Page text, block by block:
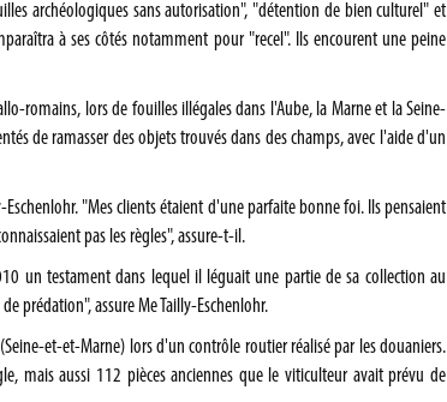
archéologiques sans autorisation", "détention de bien culturel" et
à ses côtés notamment pour "recel". Ils encourent une peine
romains, lors de fouilles illégales dans l'Aube, la Marne et la Seine-
de ramasser des objets trouvés dans des champs, avec l'aide d'un
"Mes clients étaient d'une parfaite bonne foi. Ils pensaient
pas les règles", assure-t-il.
un testament dans lequel il léguait une partie de sa collection au
prédation", assure Me Tailly-Eschenlohr.
et-et-Marne) lors d'un contrôle routier réalisé par les douaniers.
mais aussi 112 pièces anciennes que le viticulteur avait prévu de